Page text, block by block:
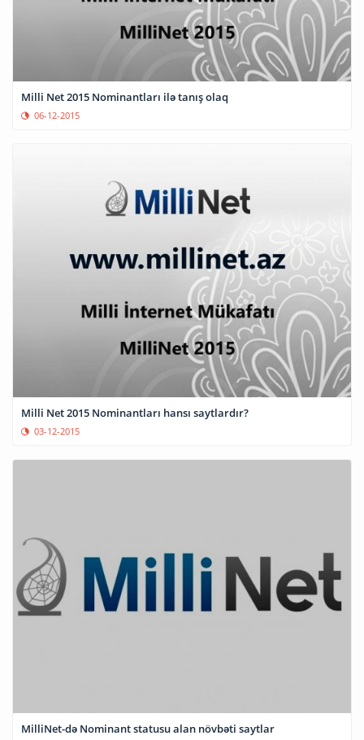
Milli Net 2015 Nominantları ilə tanış olaq
06-12-2015
Milli Net 2015 Nominantları hansı saytlardır?
03-12-2015
MilliNet-də Nominant statusu alan növbəti saytlar